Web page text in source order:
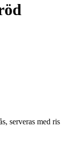
serveras med ris